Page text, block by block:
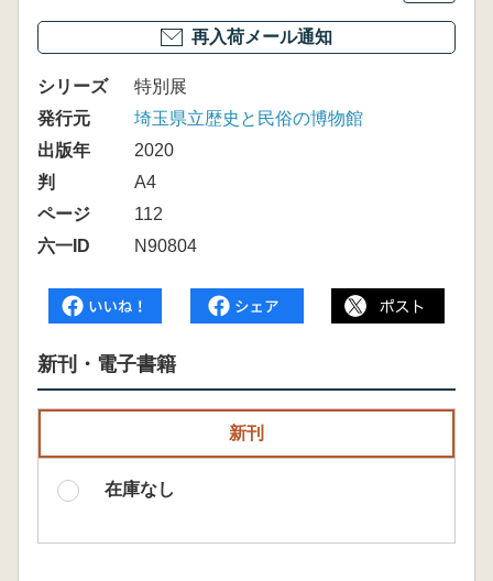
再入荷メール通知
シリーズ
特別展
発行元
埼玉県立歴史と民俗の博物館
出版年
2020
判
A4
ページ
112
六一ID
N90804
新刊・電子書籍
新刊
在庫なし